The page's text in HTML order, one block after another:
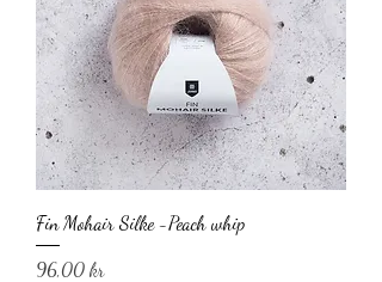
Fin Mohair Silke -Peach whip
Pris
96,00 kr